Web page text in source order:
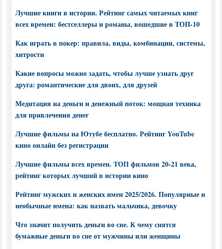
Лучшие книги в истории. Рейтинг самых читаемых книг
всех времен: бестселлеры и романы, вошедшие в ТОП-10
Как играть в покер: правила, виды, комбинации, системы,
хитрости
Какие вопросы можно задать, чтобы лучше узнать друг
друга: романтические для двоих, для друзей
Медитация на деньги и денежный поток: мощная техника
для привлечения денег
Лучшие фильмы на Ютубе бесплатно. Рейтинг YouTube
кино онлайн без регистрации
Лучшие фильмы всех времен. ТОП фильмов 20-21 века,
рейтинг которых лучший в истории кино
Рейтинг мужских и женских имен 2025/2026. Популярные и
необычные имена: как назвать мальчика, девочку
Что значит получить деньги во сне. К чему снятся
бумажные деньги во сне от мужчины или женщины